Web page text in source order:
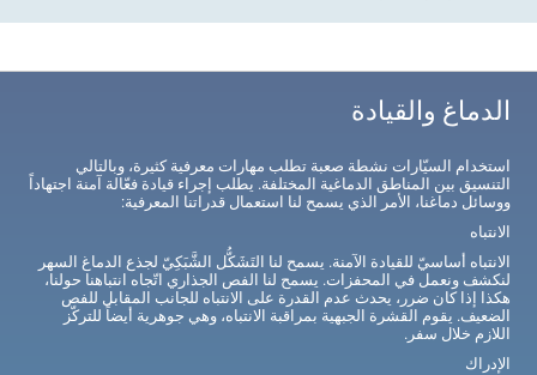
الدماغ والقيادة
استخدام السيّارات نشطة صعبة تطلب مهارات معرفية كثيرة، وبالتالي
التنسيق بين المناطق الدماغية المختلفة. يطلب إجراء قيادة فعّالة آمنة اجتهاداً
ووسائل دماغنا، الأمر الذي يسمح لنا استعمال قدراتنا المعرفية:
الانتباه
الانتباه أساسيّ للقيادة الآمنة. يسمح لنا التَشَكُّل الشَّبَكِيّ لجذع الدماغ السهر
لنكشف ونعمل في المحفزات. يسمح لنا الفص الجذاري اتّجاه انتباهنا حولنا،
هكذا إذا كان ضرر، يحدث عدم القدرة على الانتباه للجانب المقابل للفص
الضعيف. يقوم القشرة الجبهية بمراقبة الانتباه، وهي جوهرية أيضاً للتركّز
اللازم خلال سفر.
الإدراك